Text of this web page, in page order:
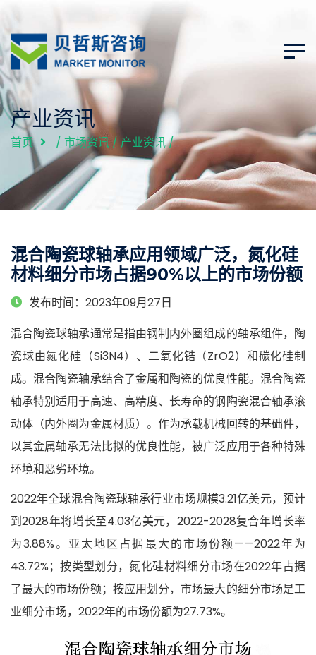
产业资讯
首页 / 市场资讯/产业资讯/
混合陶瓷球轴承应用领域广泛，氮化硅
材料细分市场占据90%以上的市场份额
发布时间：2023年09月27日
混合陶瓷球轴承通常是指由钢制内外圈组成的轴承组件，陶
瓷球由氮化硅（Si3N4）、二氧化锆（ZrO2）和碳化硅制
成。混合陶瓷轴承结合了金属和陶瓷的优良性能。混合陶瓷
轴承特别适用于高速、高精度、长寿命的钢陶瓷混合轴承滚
动体（内外圈为金属材质）。作为承载机械回转的基础件，
以其金属轴承无法比拟的优良性能，被广泛应用于各种特殊
环境和恶劣环境。
2022年全球混合陶瓷球轴承行业市场规模3.21亿美元，预计
到2028年将增长至4.03亿美元，2022-2028复合年增长率
为3.88%。亚太地区占据最大的市场份额——2022年为
43.72%；按类型划分，氮化硅材料细分市场在2022年占据
了最大的市场份额；按应用划分，市场最大的细分市场是工
业细分市场，2022年的市场份额为27.73%。